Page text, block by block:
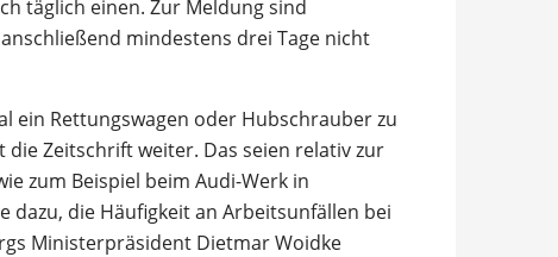
täglich einen. Zur Meldung sind
mindestens drei Tage nicht
ein Rettungswagen oder Hubschrauber zu
Zeitschrift weiter. Das seien relativ zur
zum Beispiel beim Audi-Werk in
dazu, die Häufigkeit an Arbeitsunfällen bei
Ministerpräsident Dietmar Woidke